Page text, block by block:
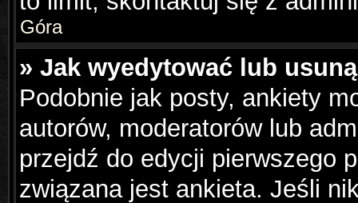
Góra
» Jak wyedytować lub
Podobnie jak posty, ankiety
autorów, moderatorów lub
przejdź do edycji pierwszego
związana jest ankieta. Jeśli